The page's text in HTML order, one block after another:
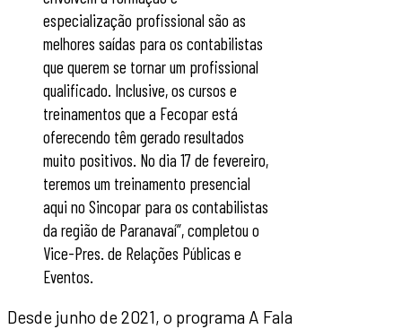
especialização profissional são as
melhores saídas para os contabilistas
que querem se tornar um profissional
qualificado. Inclusive, os cursos e
treinamentos que a Fecopar está
oferecendo têm gerado resultados
muito positivos. No dia 17 de fevereiro,
teremos um treinamento presencial
aqui no Sincopar para os contabilistas
da região de Paranavaí”, completou o
Vice-Pres. de Relações Públicas e
Eventos.
Desde junho de 2021, o programa A Fala